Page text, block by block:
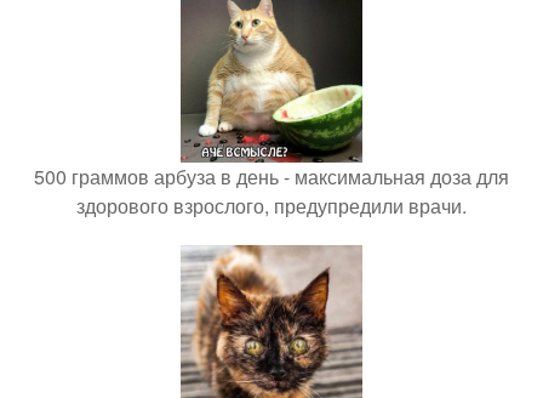
500 граммов арбуза в день - максимальная доза для
здорового взрослого, предупредили врачи.